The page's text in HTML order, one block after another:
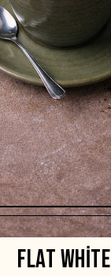
FLAT WHITE